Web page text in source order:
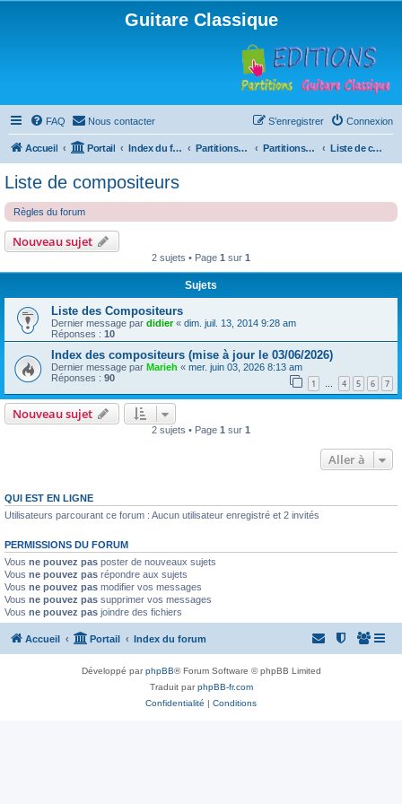
Guitare Classique
FAQ Nous contacter Connexion
S’enregistrer
Accueil Portail Index du forum Partitions pour guitare en libre téléchargement Partitions classées par compositeur Liste de compositeurs
Liste de compositeurs
Règles du forum
Nouveau sujet
2 sujets • Page 1 sur 1
Sujets
Liste des Compositeurs
Dernier message par didier« dim. juil. 13, 2014 9:28 am
Réponses : 10
Index des compositeurs (mise à jour le 03/06/2026)
Dernier message par Marieh « mer. juin 03, 2026 8:13 am
Réponses : 90 1 … 4 5 6 7
Nouveau sujet
2 sujets • Page 1 sur 1
Aller à
QUI EST EN LIGNE
Utilisateurs parcourant ce forum : Aucun utilisateur enregistré et 2 invités
PERMISSIONS DU FORUM
Vous ne pouvez pas poster de nouveaux sujets
Vous ne pouvez pas répondre aux sujets
Vous ne pouvez pas modifier vos messages
Vous ne pouvez pas supprimer vos messages
Vous ne pouvez pas joindre des fichiers
Accueil Portail Index du forum
Développé parphpBB® Forum Software © phpBB Limited
Traduit parphpBB-fr.com
Confidentialité | Conditions